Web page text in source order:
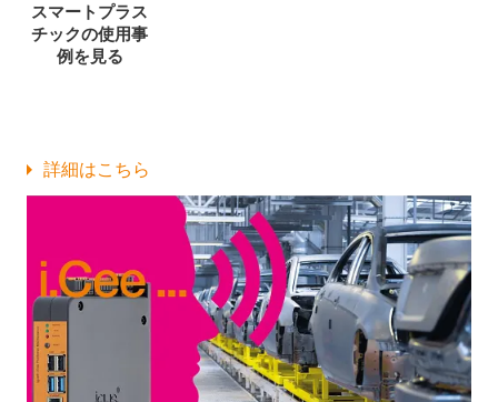
スマートプラス
チックの使用事
例を見る
詳細はこちら